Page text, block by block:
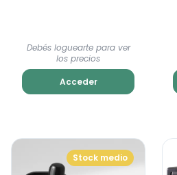
Debés loguearte para ver
los precios
Acceder
Stock medio